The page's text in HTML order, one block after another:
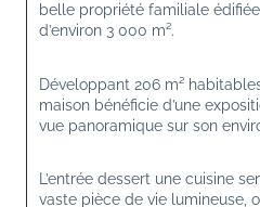
belle propriété familiale
d’environ 3 000 m².
Développant 206 m²
maison bénéficie d’une
vue panoramique sur son
L’entrée dessert une cuisine
vaste pièce de vie lumineuse,